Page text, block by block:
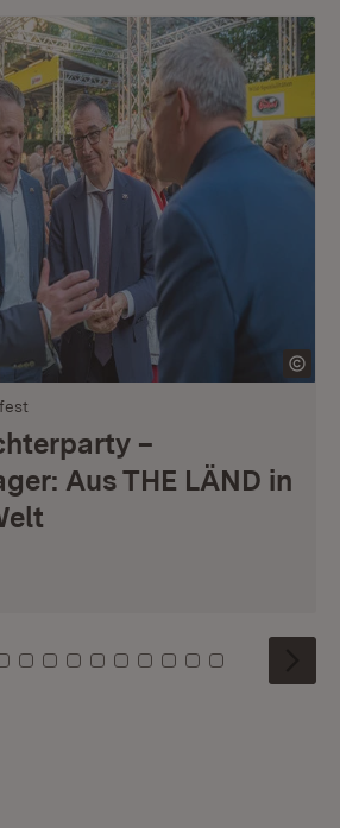
–
Aus THE LÄND in
0 1
Kachel: 2
Zu Kachel: 3
Zu Kachel: 4
Zu Kachel: 5
Zu Kachel: 6
Zu Kachel: 7
Zu Kachel: 8
Zu Kachel: 9
Zu Kachel: 10
Zu Kachel: 11
Zu Kachel: